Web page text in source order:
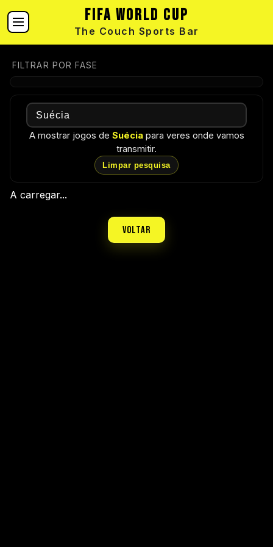
FIFA World Cup
The Couch Sports Bar
FILTRAR POR FASE
A mostrar jogos de Suéciapara veres onde vamos
transmitir.
Limpar pesquisa
A carregar...
Voltar